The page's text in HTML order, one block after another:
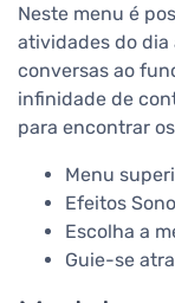
Neste menu é
atividades do dia
conversas ao
infinidade de
para encontrar
Menu
Efeitos
Escolha a
Guie-se